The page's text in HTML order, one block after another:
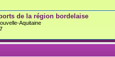
de la région bordelaise
Aquitaine